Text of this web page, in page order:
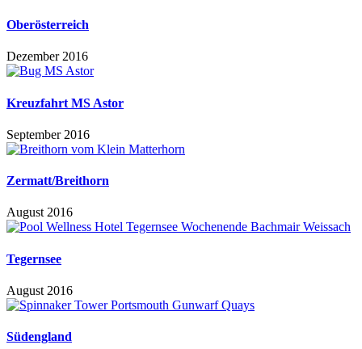
Oberösterreich
Dezember 2016
Kreuzfahrt MS Astor
September 2016
Zermatt/Breithorn
August 2016
Tegernsee
August 2016
Südengland